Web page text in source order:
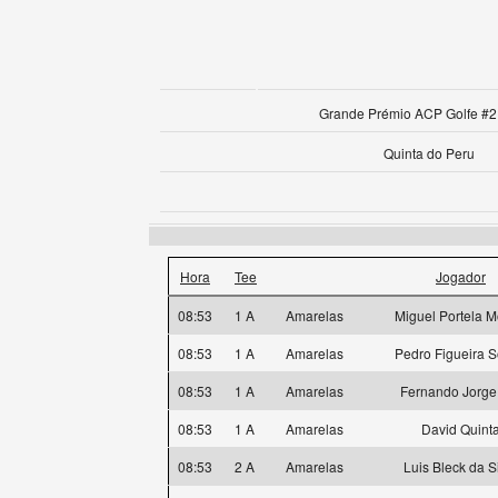
Grande Prémio ACP Golfe
Quinta do Peru
Hora Tee Jogador
08:53 1 A Amarelas
Miguel Portela
08:53
1 A Amarelas
Pedro Figueira
08:53
1 A Amarelas
Fernando
08:53
1 A Amarelas
David
08:53
2 A Amarelas
Luis Bleck da